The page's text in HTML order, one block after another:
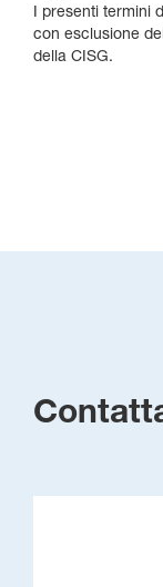
I presenti termini
con esclusione
della CISG.